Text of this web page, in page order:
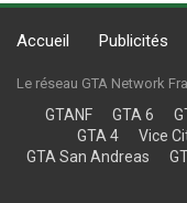
Accueil Publicités
Le réseau GTA Network
GTANF GTA 6
GTA 4
Vice
GTA San Andreas